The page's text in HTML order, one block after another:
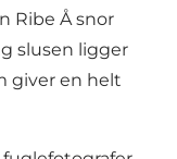
Ribe Å snor
slusen ligger
giver en helt